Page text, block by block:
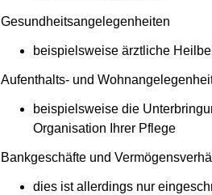
Gesundheitsangelegenheiten
beispielsweise ärztliche
Aufenthalts- und
beispielsweise die
Organisation Ihrer Pflege
Bankgeschäfte und
dies ist allerdings nur